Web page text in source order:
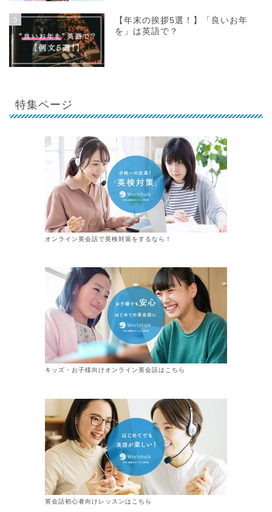
5
【年末の挨拶5選！】「良いお年
を」は英語で？
特集ページ
オンライン英会話で英検対策をするなら！
キッズ・お子様向けオンライン英会話はこちら
英会話初心者向けレッスンはこちら